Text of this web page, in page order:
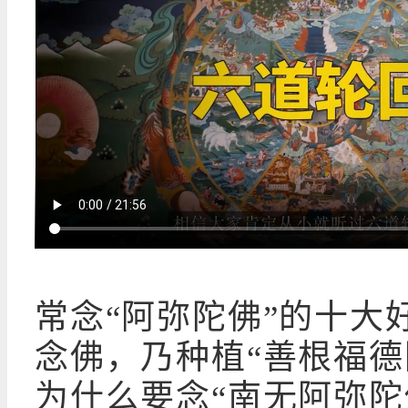
常念“阿弥陀佛”的十大
念佛，乃种植“善根福
为什么要念“南无阿弥